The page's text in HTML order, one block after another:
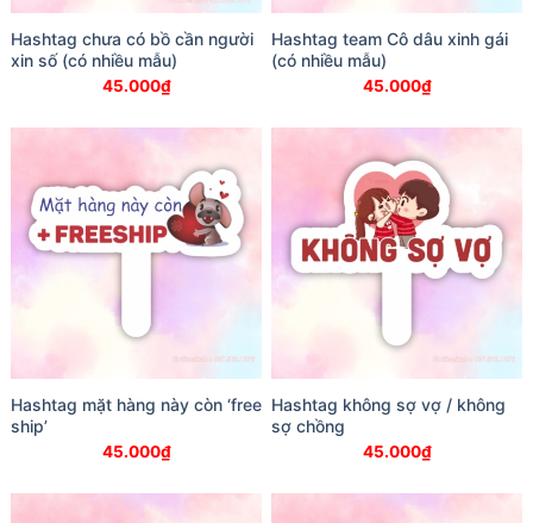
Hashtag chưa có bồ cần người
xin số (có nhiều mẫu)
45.000₫
Hashtag team Cô dâu xinh gái
(có nhiều mẫu)
45.000₫
Hashtag mặt hàng này còn ‘free
ship’
45.000₫
Hashtag không sợ vợ / không
sợ chồng
45.000₫